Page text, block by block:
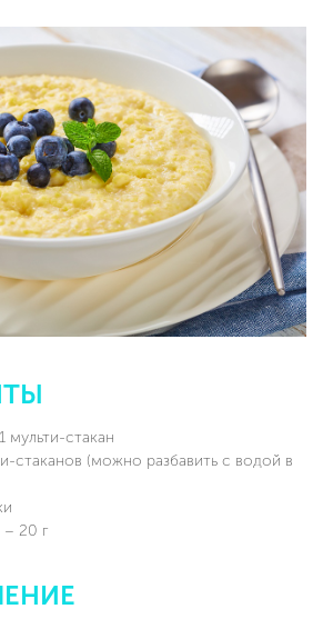
мульти-стакан
стаканов (можно разбавить с водой в
– 20 г